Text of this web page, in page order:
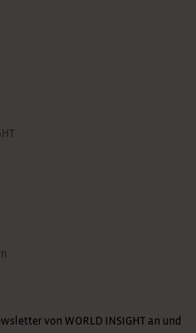
von WORLD INSIGHT an und